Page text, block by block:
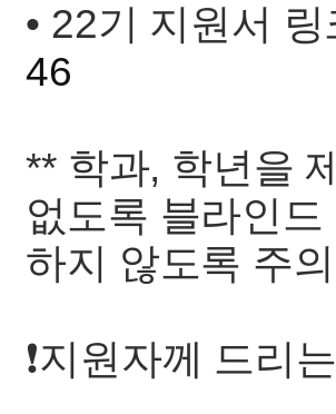
• 22기 지원서 링
46
** 학과, 학년을
없도록 블라인
하지 않도록 주
❗지원자께 드리는